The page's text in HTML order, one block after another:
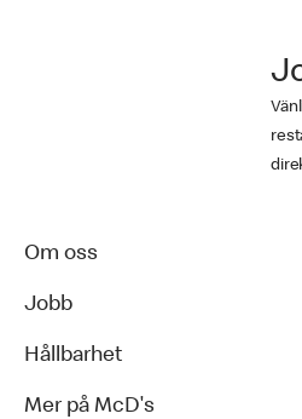
Om oss
Jobb
Hållbarhet
Mer på McD's